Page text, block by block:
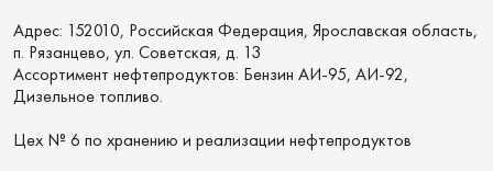
Адрес: 152010, Российская Федерация, Ярославская область,
п. Рязанцево, ул. Советская, д. 13
Ассортимент нефтепродуктов: Бензин АИ-95, АИ-92,
Дизельное топливо.
Цех № 6 по хранению и реализации нефтепродуктов